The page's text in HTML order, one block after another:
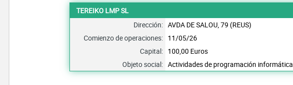
TEREIKO LMP SL
Dirección: AVDA DE SALOU, 79 (REUS)
Comienzo de operaciones: 11/05/26
Capital: 100,00 Euros
Objeto social: Actividades de programación informática